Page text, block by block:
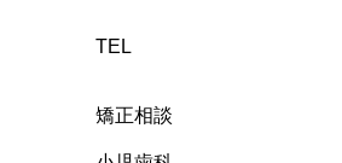
TEL
矯正相談